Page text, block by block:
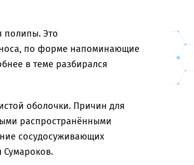
полипы. Это
по форме напоминающие
в теме разбирался
оболочки. Причин для
распространёнными
сосудосуживающих
Сумароков.